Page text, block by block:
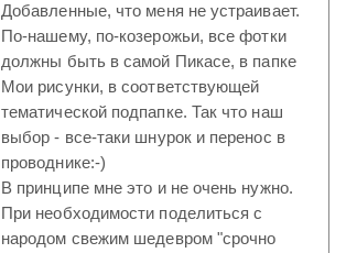
Добавленные, что меня не устраивает.
По-нашему, по-козерожьи, все фотки
должны быть в самой Пикасе, в папке
Мои рисунки, в соответствующей
тематической подпапке. Так что наш
выбор - все-таки шнурок и перенос в
проводнике:-)
В принципе мне это и не очень нужно.
При необходимости поделиться с
народом свежим шедевром "срочно